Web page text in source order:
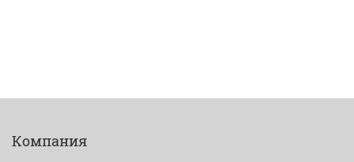
Компания